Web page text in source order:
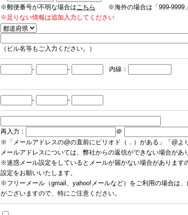
※郵便番号が不明な場合はこちら ※海外の場合は「999-9999」
※足りない情報は追加入力してください
（ビル名等もご入力ください。）
- - 内線：
- -
再入力：
＠
※「メールアドレスの@の直前にピリオド（．）がある」「@
メールアドレスについては、弊社からの返信ができない場合があ
※迷惑メール設定をしているとメールが届かない場合がありま
設定をお願いいたします。
※フリーメール（gmail、yahoo!メールなど）をご利用の場合は
がございますので、特にご注意ください。